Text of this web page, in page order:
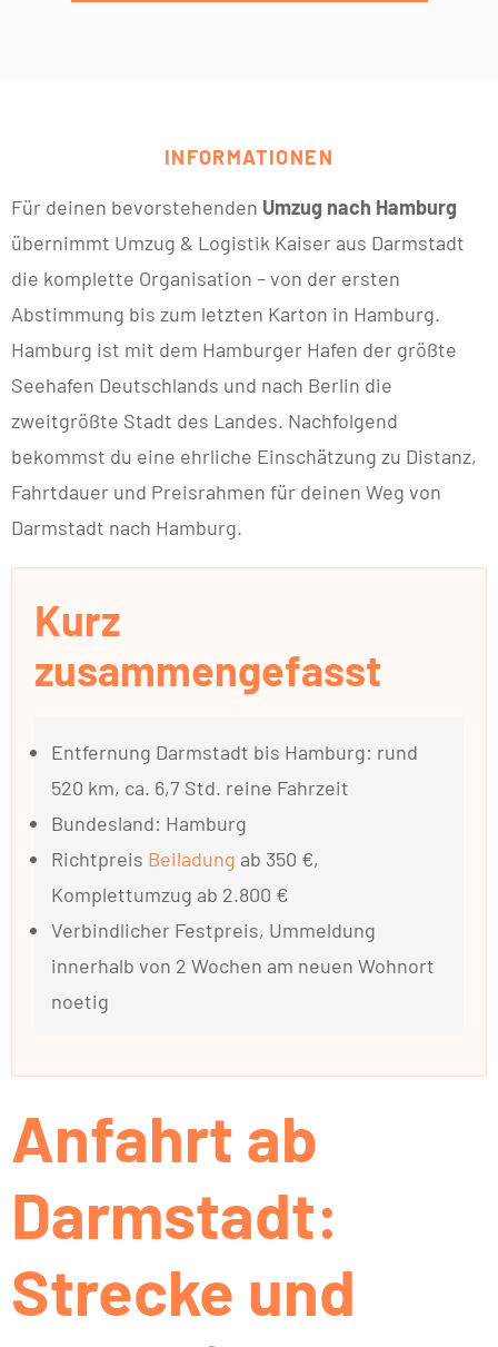
INFORMATIONEN
Für deinen bevorstehenden Umzug nach Hamburg
übernimmt Umzug & Logistik Kaiser aus Darmstadt
die komplette Organisation – von der ersten
Abstimmung bis zum letzten Karton in Hamburg.
Hamburg ist mit dem Hamburger Hafen der größte
Seehafen Deutschlands und nach Berlin die
zweitgrößte Stadt des Landes. Nachfolgend
bekommst du eine ehrliche Einschätzung zu Distanz,
Fahrtdauer und Preisrahmen für deinen Weg von
Darmstadt nach Hamburg.
Kurz
zusammengefasst
Entfernung Darmstadt bis Hamburg: rund
520 km, ca. 6,7 Std. reine Fahrzeit
Bundesland: Hamburg
Richtpreis Beiladung ab 350 €,
Komplettumzug ab 2.800 €
Verbindlicher Festpreis, Ummeldung
innerhalb von 2 Wochen am neuen Wohnort
noetig
Anfahrt ab
Darmstadt:
Strecke und